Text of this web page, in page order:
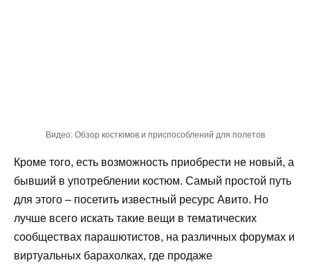
Видео: Обзор костюмов и приспособлений для полетов
Кроме того, есть возможность приобрести не новый, а
бывший в употреблении костюм. Самый простой путь
для этого – посетить известный ресурс Авито. Но
лучше всего искать такие вещи в тематических
сообществах парашютистов, на различных форумах и
виртуальных барахолках, где продаже